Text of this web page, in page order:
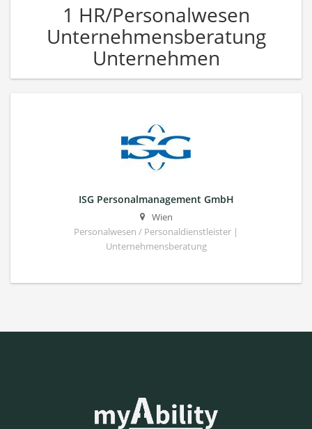
1 HR/Personalwesen
Unternehmensberatung
Unternehmen
ISG Personalmanagement GmbH
Wien
Personalwesen / Personaldienstleister |
Unternehmensberatung